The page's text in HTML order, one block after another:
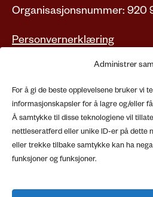
Administrer
For å gi de beste opplevelsene bruker vi
informasjonskapsler for å lagre og/eller
Å samtykke til disse teknologiene vil
nettleseratferd eller unike ID-er på dette
eller trekke tilbake samtykke kan ha
funksjoner og funksjoner.
Organisasjonsnummer: 920
Personvernerklæring
Adresse
Caritas Arendal
Kirkebakken 19
4836 Arendal